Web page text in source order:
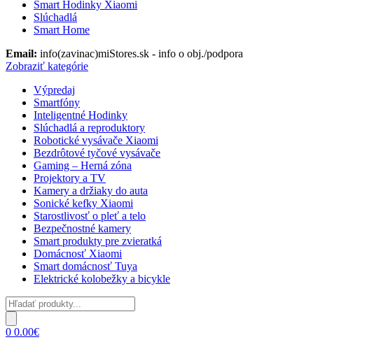
Smart Hodinky Xiaomi
Slúchadlá
Smart Home
Email: info(zavinac)miStores.sk - info o obj./podpora
Zobraziť kategórie
Výpredaj
Smartfóny
Inteligentné Hodinky
Slúchadlá a reproduktory
Robotické vysávače Xiaomi
Bezdrôtové tyčové vysávače
Gaming – Herná zóna
Projektory a TV
Kamery a držiaky do auta
Sonické kefky Xiaomi
Starostlivosť o pleť a telo
Bezpečnostné kamery
Smart produkty pre zvieratká
Domácnosť Xiaomi
Smart domácnosť Tuya
Elektrické kolobežky a bicykle
Products
search
0 0.00€